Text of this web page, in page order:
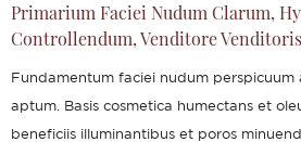
Primarium Faciei Nudum Clarum,
Controllendum, Venditore
Fundamentum faciei nudum perspicuum
aptum. Basis cosmetica humectans et
beneficiis illuminantibus et poros